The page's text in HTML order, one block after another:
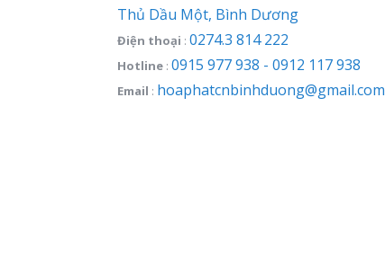
Thủ Dầu Một, Bình Dương
Điện thoại : 0274.3 814 222
Hotline : 0915 977 938 - 0912 117 938
Email : hoaphatcnbinhduong@gmail.com